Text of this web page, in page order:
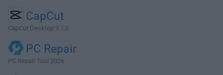
CapCut
CapCut Desktop 9.1.0
PC Repair
PC Repair Tool 2026